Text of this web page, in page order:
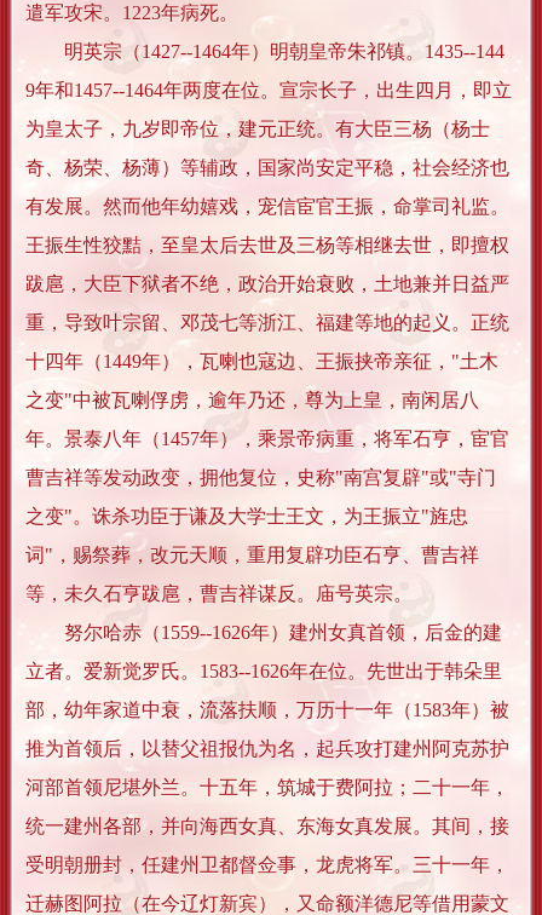
遣军攻宋。1223年病死。
明英宗（1427--1464年）明朝皇帝朱祁镇。1435--144
9年和1457--1464年两度在位。宣宗长子，出生四月，即立
为皇太子，九岁即帝位，建元正统。有大臣三杨（杨士
奇、杨荣、杨薄）等辅政，国家尚安定平稳，社会经济也
有发展。然而他年幼嬉戏，宠信宦官王振，命掌司礼监。
王振生性狡黠，至皇太后去世及三杨等相继去世，即擅权
跋扈，大臣下狱者不绝，政治开始衰败，土地兼并日益严
重，导致叶宗留、邓茂七等浙江、福建等地的起义。正统
十四年（1449年），瓦喇也寇边、王振挟帝亲征，"土木
之变"中被瓦喇俘虏，逾年乃还，尊为上皇，南闲居八
年。景泰八年（1457年），乘景帝病重，将军石亨，宦官
曹吉祥等发动政变，拥他复位，史称"南宫复辟"或"寺门
之变"。诛杀功臣于谦及大学士王文，为王振立"旌忠
词"，赐祭葬，改元天顺，重用复辟功臣石亨、曹吉祥
等，未久石亨跋扈，曹吉祥谋反。庙号英宗。
努尔哈赤（1559--1626年）建州女真首领，后金的建
立者。爱新觉罗氏。1583--1626年在位。先世出于韩朵里
部，幼年家道中衰，流落扶顺，万历十一年（1583年）被
推为首领后，以替父祖报仇为名，起兵攻打建州阿克苏护
河部首领尼堪外兰。十五年，筑城于费阿拉；二十一年，
统一建州各部，并向海西女真、东海女真发展。其间，接
受明朝册封，任建州卫都督佥事，龙虎将军。三十一年，
迁赫图阿拉（在今辽灯新宾），又命额洋德尼等借用蒙文